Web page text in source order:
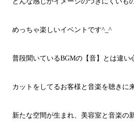
めっちゃ楽しいイベントです^_^
普段聞いているBGMの【音】とは違い
カットをしてるお客様と音楽を聴きに
新たな空間が生まれ、美容室と音楽の